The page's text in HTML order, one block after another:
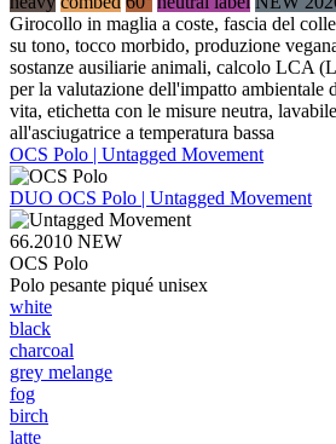
Girocollo in maglia a coste, fascia del
su tono, tocco morbido, produzione
sostanze ausiliarie animali, calcolo LCA
per la valutazione dell'impatto ambientale
vita, etichetta con le misure neutra,
all'asciugatrice a temperatura bassa
OCS Polo | Untagged Movement
DUO OCS Polo | Untagged Movement
66.2010 NEW
OCS Polo
Polo pesante piqué unisex
white
black
charcoal
grey melange
fog
birch
latte